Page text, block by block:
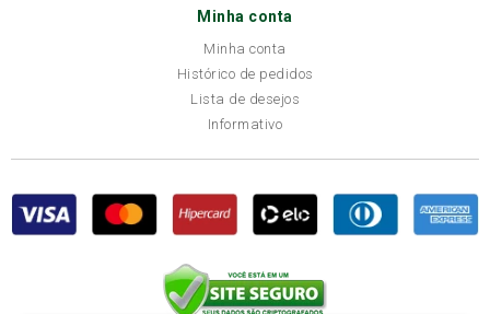
Minha conta
Minha conta
Histórico de pedidos
Lista de desejos
Informativo